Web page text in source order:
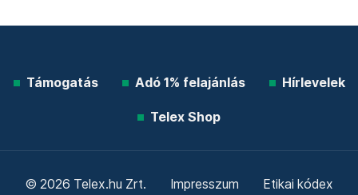
Támogatás Adó 1% felajánlás Hírlevelek
Telex Shop
© 2026 Telex.hu Zrt. Impresszum Etikai kódex